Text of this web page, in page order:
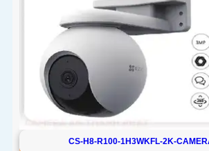
CS-H8-R100-1H3WKFL-2K-